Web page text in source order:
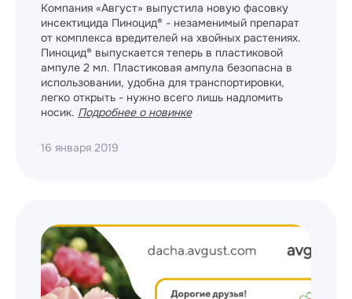
Компания «Август» выпустила новую фасовку
инсектицида Пиноцид® - незаменимый препарат
от комплекса вредителей на хвойных растениях.
Пиноцид® выпускается теперь в пластиковой
ампуле 2 мл. Пластиковая ампула безопасна в
использовании, удобна для транспортировки,
легко открыть - нужно всего лишь надломить
носик. Подробнее о новинке
16 января 2019